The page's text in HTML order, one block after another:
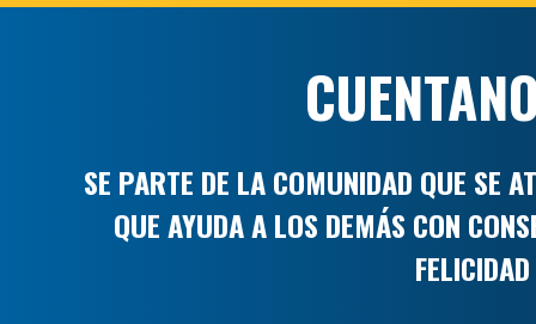
SE PARTE DE LA COMUNIDAD QUE SE
QUE AYUDA A LOS DEMÁS CON